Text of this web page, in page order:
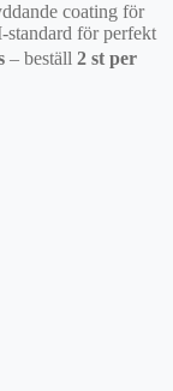
coating för
för perfekt
– beställ 2 st per